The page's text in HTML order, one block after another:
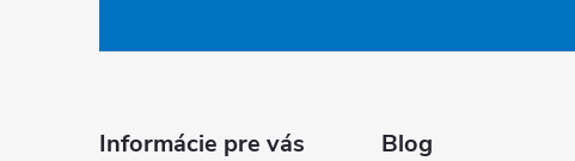
Informácie pre vás Blog